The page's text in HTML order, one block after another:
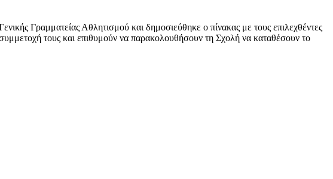
Γραμματείας Αθλητισμού και δημοσιεύθηκε ο πίνακας με τους επιλεχθέντες
τους και επιθυμούν να παρακολουθήσουν τη Σχολή να καταθέσουν το